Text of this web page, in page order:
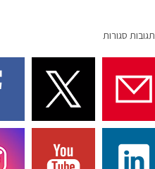
תגובות סגורות